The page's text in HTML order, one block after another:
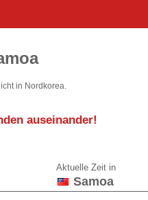
in Nordkorea.
auseinander!
Aktuelle Zeit in
Samoa